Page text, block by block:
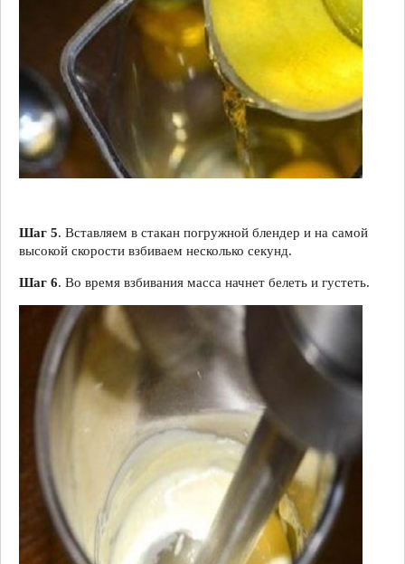
Шаг 5. Вставляем в стакан погружной блендер и на самой
высокой скорости взбиваем несколько секунд.
Шаг 6. Во время взбивания масса начнет белеть и густеть.